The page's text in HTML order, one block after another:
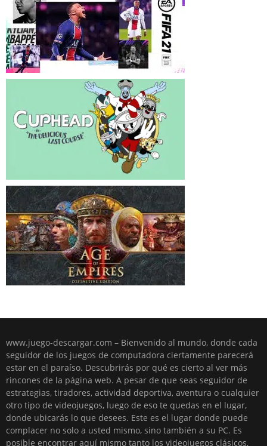
www.juego-descargar.com – Bienvenido al mundo, donde cada
seguidor de los juegos de computadora ciertamente parecerá
estar en el paraíso. Descubrirás por qué es cierto al ver más
rincones de la página web. A pesar de que seas seguidor de
estrategias, tiradores, actividad deportiva, aventura o cualquier
otro tipo de videojuegos, luego de eso te quedas en el lugar,
donde ubicarás lo que desees. Este es el lugar donde puede
complacer no solo a usted mismo, sino también a su PC. Es
posible encontrar aquí mismo tanto los videojuegos clásicos,